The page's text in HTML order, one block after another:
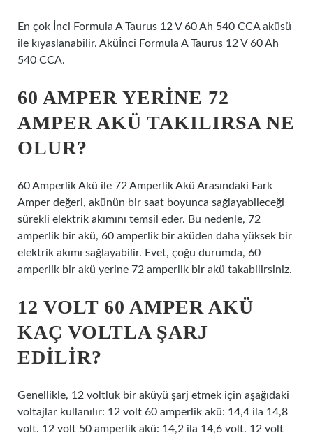
En çok İnci Formula A Taurus 12 V 60 Ah 540 CCA aküsü
ile kıyaslanabilir. Aküİnci Formula A Taurus 12 V 60 Ah
540 CCA.
60 AMPER YERINE 72
AMPER AKÜ TAKILIRSA NE
OLUR?
60 Amperlik Akü ile 72 Amperlik Akü Arasındaki Fark
Amper değeri, akünün bir saat boyunca sağlayabileceği
sürekli elektrik akımını temsil eder. Bu nedenle, 72
amperlik bir akü, 60 amperlik bir aküden daha yüksek bir
elektrik akımı sağlayabilir. Evet, çoğu durumda, 60
amperlik bir akü yerine 72 amperlik bir akü takabilirsiniz.
12 VOLT 60 AMPER AKÜ
KAÇ VOLTLA ŞARJ
EDILIR?
Genellikle, 12 voltluk bir aküyü şarj etmek için aşağıdaki
voltajlar kullanılır: 12 volt 60 amperlik akü: 14,4 ila 14,8
volt. 12 volt 50 amperlik akü: 14,2 ila 14,6 volt. 12 volt